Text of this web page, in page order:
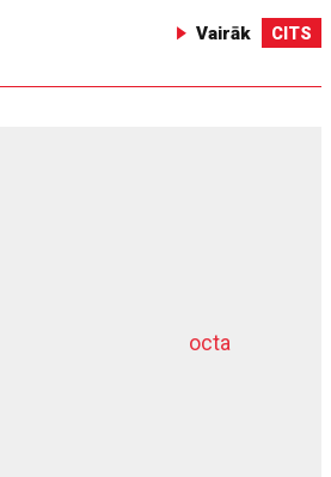
Vairāk CITS
octa
dziļurbums